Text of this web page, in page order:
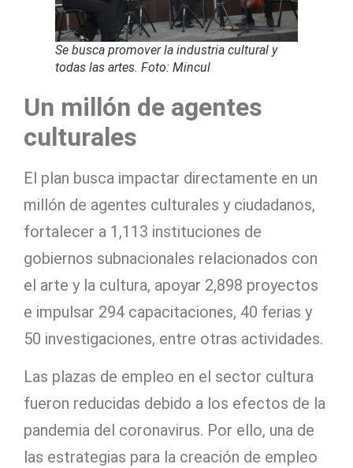
Se busca promover la industria cultural y
todas las artes. Foto: Mincul
Un millón de agentes
culturales
El plan busca impactar directamente en un
millón de agentes culturales y ciudadanos,
fortalecer a 1,113 instituciones de
gobiernos subnacionales relacionados con
el arte y la cultura, apoyar 2,898 proyectos
e impulsar 294 capacitaciones, 40 ferias y
50 investigaciones, entre otras actividades.
Las plazas de empleo en el sector cultura
fueron reducidas debido a los efectos de la
pandemia del coronavirus. Por ello, una de
las estrategias para la creación de empleo